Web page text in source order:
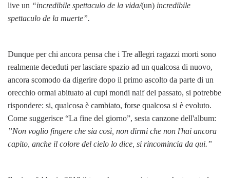
live un “incredibile spettaculo de la vida/(un) incredibile
spettaculo de la muerte”.
Dunque per chi ancora pensa che i Tre allegri ragazzi morti sono
realmente deceduti per lasciare spazio ad un qualcosa di nuovo,
ancora scomodo da digerire dopo il primo ascolto da parte di un
orecchio ormai abituato ai cupi mondi naif del passato, si potrebbe
rispondere: si, qualcosa è cambiato, forse qualcosa si è evoluto.
Come suggerisce “La fine del giorno”, sesta canzone dell'album:
”Non voglio fingere che sia così, non dirmi che non l'hai ancora
capito, anche il colore del cielo lo dice, si rincomincia da qui.”